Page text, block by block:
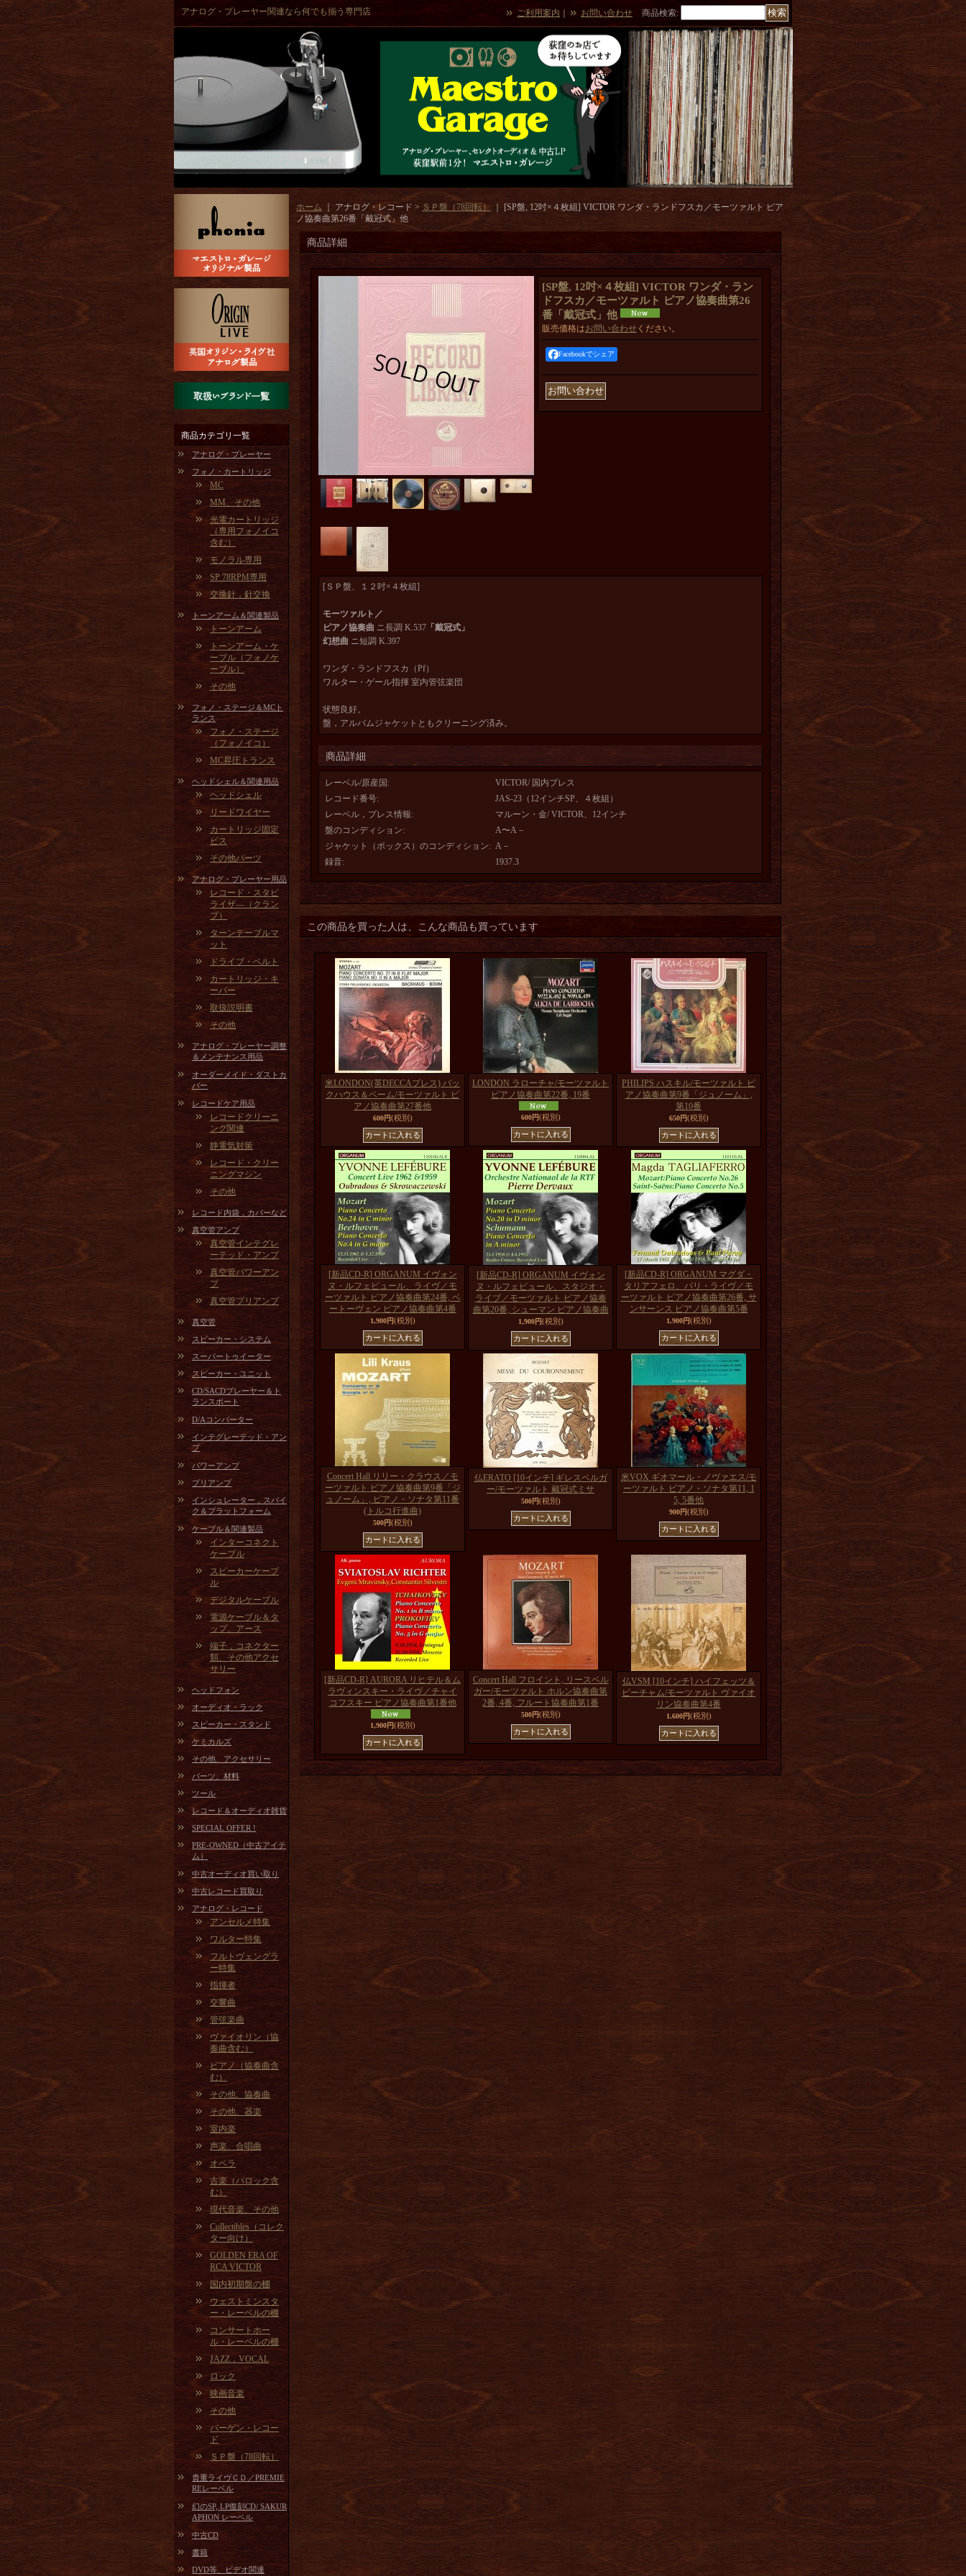
アナログ・プレーヤー関連なら何でも揃う専門店 ご利用案内 お問い合わせ 商品検索:
商品カテゴリ一覧
アナログ・プレーヤー
フォノ・カートリッジ
MC
MM、その他
光電カートリッジ
（専用フォノイコ
含む）
モノラル専用
SP 78RPM専用
交換針，針交換
トーンアーム＆関連製品
トーンアーム
トーンアーム・ケ
ーブル（フォノケ
ーブル）
その他
フォノ・ステージ＆MCト
ランス
フォノ・ステージ
（フォノイコ）
MC昇圧トランス
ヘッドシェル＆関連用品
ヘッドシェル
リードワイヤー
カートリッジ固定
ビス
その他パーツ
アナログ・プレーヤー用品
レコード・スタビ
ライザ―（クラン
プ）
ターンテーブルマ
ット
ドライブ・ベルト
カートリッジ・キ
ーパー
取扱説明書
その他
アナログ・プレーヤー調整
＆メンテナンス用品
オーダーメイド・ダストカ
バー
レコードケア用品
レコードクリーニ
ング関連
静電気対策
レコード・クリー
ニングマシン
その他
レコード内袋，カバーなど
真空管アンプ
真空管インテグレ
ーテッド・アンプ
真空管パワーアン
プ
真空管プリアンプ
真空管
スピーカー・システム
スーパートゥイーター
スピーカー・ユニット
CD/SACDプレーヤー＆ト
ランスポート
D/Aコンバーター
インテグレーテッド・アン
プ
パワーアンプ
プリアンプ
インシュレーター，スパイ
ク＆プラットフォーム
ケーブル＆関連製品
インターコネクト
ケーブル
スピーカーケーブ
ル
デジタルケーブル
電源ケーブル＆タ
ップ、アース
端子，コネクター
類、その他アクセ
サリー
ヘッドフォン
オーディオ・ラック
スピーカー・スタンド
ケミカルズ
その他、アクセサリー
パーツ、材料
ツール
レコード＆オーディオ雑貨
SPECIAL OFFER !
PRE-OWNED（中古アイテ
ム）
中古オーディオ買い取り
中古レコード買取り
アナログ・レコード
アンセルメ特集
ワルター特集
フルトヴェングラ
ー特集
指揮者
交響曲
管弦楽曲
ヴァイオリン（協
奏曲含む）
ピアノ（協奏曲含
む）
その他、協奏曲
その他、器楽
室内楽
声楽、合唱曲
オペラ
古楽（バロック含
む）
現代音楽、その他
Collectibles（コレク
ター向け）
GOLDEN ERA OF
RCA VICTOR
国内初期盤の棚
ウェストミンスタ
ー・レーベルの棚
コンサートホー
ル・レーベルの棚
JAZZ，VOCAL
ロック
映画音楽
その他
バーゲン・レコー
ド
ＳＰ盤（78回転）
貴重ライヴＣＤ／PREMIE
REレーベル
幻のSP, LP復刻CD/ SAKUR
APHON レーベル
中古CD
書籍
DVD等、ビデオ関連
ホーム ｜ アナログ・レコード > ＳＰ盤（78回転）
[SP盤, 12吋×４枚組] VICTOR ワンダ・ランドフスカ／モーツァルト ピア
ノ協奏曲第26番「戴冠式」他
商品詳細
[SP盤, 12吋×４枚組] VICTOR ワンダ・ラン
ドフスカ／モーツァルト ピアノ協奏曲第26
番「戴冠式」他
販売価格はお問い合わせ ください。
Facebookでシェア
[ＳＰ盤、１２吋×４枚組]
モーツァルト／
ピアノ協奏曲 ニ長調 K.537 「戴冠式」
幻想曲 ニ短調 K.397
ワンダ・ランドフスカ（Pf）
ワルター・ゲール指揮 室内管弦楽団
状態良好。
盤，アルバムジャケットともクリーニング済み。
商品詳細
レーベル/原産国 :
VICTOR/ 国内プレス
レコード番号:
JAS-23（12インチSP、４枚組）
レーベル，プレス情報:
マルーン・金/ VICTOR、12インチ
盤のコンディション:
A〜A－
ジャケット（ボックス）のコンディション: A－
録音: 1937.3
この商品を買った人は、こんな商品も買っています
米LONDON(英DECCAプレス) バッ
クハウス＆ベーム/モーツァルト ピ
アノ協奏曲第27番他
600円(税別)
LONDON ラローチャ/モーツァルト
ピアノ協奏曲第22番, 19番
600円(税別)
PHILIPS ハスキル/モーツァルト ピ
アノ協奏曲第9番「ジュノーム」,
第10番
650円(税別)
[新品CD-R] ORGANUM イヴォン
ヌ・ルフェビュール、ライヴ／モ
ーツァルト ピアノ協奏曲第24番, ベ
ートーヴェン ピアノ協奏曲第4番
1,900円(税別)
[新品CD-R] ORGANUM イヴォン
ヌ・ルフェビュール、スタジオ・
ライブ／モーツァルト ピアノ協奏
曲第20番, シューマン ピアノ協奏曲
1,900円(税別)
[新品CD-R] ORGANUM マグダ・
タリアフェロ、パリ・ライヴ／モ
ーツァルト ピアノ協奏曲第26番, サ
ンサーンス ピアノ協奏曲第5番
1,900円(税別)
Concert Hall リリー・クラウス／モ
ーツァルト ピアノ協奏曲第9番「ジ
ュノーム」, ピアノ・ソナタ第11番
(トルコ行進曲)
500円(税別)
仏ERATO [10インチ] ギレスベルガ
ー/モーツァルト 戴冠式ミサ
500円(税別)
米VOX ギオマール・ノヴァエス/モ
ーツァルト ピアノ・ソナタ第11, 1
5, 5番他
900円(税別)
[新品CD-R] AURORA リヒテル＆ム
ラヴィンスキー・ライヴ／チャイ
コフスキー ピアノ協奏曲第1番他
1,900円(税別)
Concert Hall フロイント, リースベル
ガー/モーツァルト ホルン協奏曲第
2番, 4番, フルート協奏曲第1番
500円(税別)
仏VSM [10インチ] ハイフェッツ＆
ビーチャム/モーツァルト ヴァイオ
リン協奏曲第4番
1,600円(税別)